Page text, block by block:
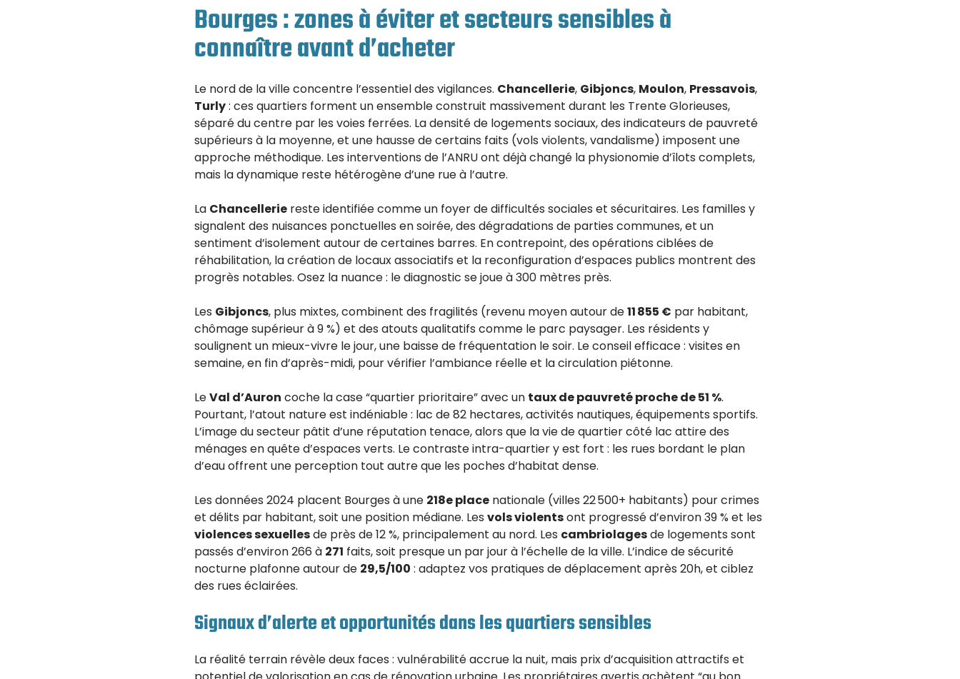
Bourges : zones à éviter et secteurs sensibles à
connaître avant d’acheter
Le nord de la ville concentre l’essentiel des vigilances. Chancellerie, Gibjoncs, Moulon, Pressavois,
Turly: ces quartiers forment un ensemble construit massivement durant les Trente Glorieuses,
séparé du centre par les voies ferrées. La densité de logements sociaux, des indicateurs de pauvreté
supérieurs à la moyenne, et une hausse de certains faits (vols violents, vandalisme) imposent une
approche méthodique. Les interventions de l’ANRU ont déjà changé la physionomie d’îlots complets,
mais la dynamique reste hétérogène d’une rue à l’autre.
La Chancellerie reste identifiée comme un foyer de difficultés sociales et sécuritaires. Les familles y
signalent des nuisances ponctuelles en soirée, des dégradations de parties communes, et un
sentiment d’isolement autour de certaines barres. En contrepoint, des opérations ciblées de
réhabilitation, la création de locaux associatifs et la reconfiguration d’espaces publics montrent des
progrès notables. Osez la nuance : le diagnostic se joue à 300 mètres près.
Les Gibjoncs, plus mixtes, combinent des fragilités (revenu moyen autour de11 855 € par habitant,
chômage supérieur à 9 %) et des atouts qualitatifs comme le parc paysager. Les résidents y
soulignent un mieux-vivre le jour, une baisse de fréquentation le soir. Le conseil efficace : visites en
semaine, en fin d’après-midi, pour vérifier l’ambiance réelle et la circulation piétonne.
LeVal d’Auron coche la case “quartier prioritaire” avec un taux de pauvreté proche de 51 %.
Pourtant, l’atout nature est indéniable : lac de 82 hectares, activités nautiques, équipements sportifs.
L’image du secteur pâtit d’une réputation tenace, alors que la vie de quartier côté lac attire des
ménages en quête d’espaces verts. Le contraste intra-quartier y est fort : les rues bordant le plan
d’eau offrent une perception tout autre que les poches d’habitat dense.
Les données 2024 placent Bourges à une 218e place nationale (villes 22 500+ habitants) pour crimes
et délits par habitant, soit une position médiane. Les vols violentsont progressé d’environ 39 % et les
violences sexuellesde près de 12 %, principalement au nord. Les cambriolagesde logements sont
passés d’environ 266 à 271 faits, soit presque un par jour à l’échelle de la ville. L’indice de sécurité
nocturne plafonne autour de 29,5/100 : adaptez vos pratiques de déplacement après 20h, et ciblez
des rues éclairées.
Signaux d’alerte et opportunités dans les quartiers sensibles
La réalité terrain révèle deux faces : vulnérabilité accrue la nuit, mais prix d’acquisition attractifs et